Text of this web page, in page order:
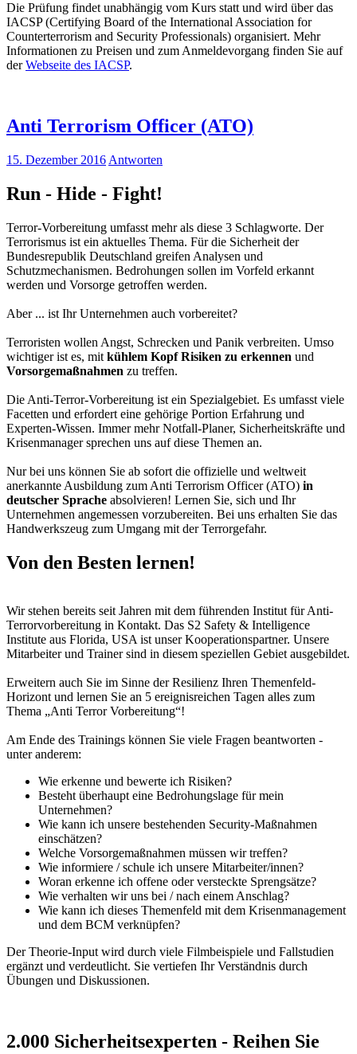
Die Prüfung findet unabhängig vom Kurs statt und wird über das
IACSP (Certifying Board of the International Association for
Counterterrorism and Security Professionals) organisiert. Mehr
Informationen zu Preisen und zum Anmeldevorgang finden Sie auf
derWebseite des IACSP.
Anti Terrorism Officer (ATO)
15. Dezember 2016 Antworten
Run - Hide - Fight!
Terror-Vorbereitung umfasst mehr als diese 3 Schlagworte. Der
Terrorismus ist ein aktuelles Thema. Für die Sicherheit der
Bundesrepublik Deutschland greifen Analysen und
Schutzmechanismen. Bedrohungen sollen im Vorfeld erkannt
werden und Vorsorge getroffen werden.
Aber ... ist Ihr Unternehmen auch vorbereitet?
Terroristen wollen Angst, Schrecken und Panik verbreiten. Umso
wichtiger ist es, mit kühlem Kopf Risiken zu erkennen und
Vorsorgemaßnahmen zu treffen.
Die Anti-Terror-Vorbereitung ist ein Spezialgebiet. Es umfasst viele
Facetten und erfordert eine gehörige Portion Erfahrung und
Experten-Wissen. Immer mehr Notfall-Planer, Sicherheitskräfte und
Krisenmanager sprechen uns auf diese Themen an.
Nur bei uns können Sie ab sofort die offizielle und weltweit
anerkannte Ausbildung zum Anti Terrorism Officer (ATO) in
deutscher Sprache absolvieren! Lernen Sie, sich und Ihr
Unternehmen angemessen vorzubereiten. Bei uns erhalten Sie das
Handwerkszeug zum Umgang mit der Terrorgefahr.
Von den Besten lernen!
Wir stehen bereits seit Jahren mit dem führenden Institut für Anti-
Terrorvorbereitung in Kontakt. Das S2 Safety & Intelligence
Institute aus Florida, USA ist unser Kooperationspartner. Unsere
Mitarbeiter und Trainer sind in diesem speziellen Gebiet ausgebildet.
Erweitern auch Sie im Sinne der Resilienz Ihren Themenfeld-
Horizont und lernen Sie an 5 ereignisreichen Tagen alles zum
Thema „Anti Terror Vorbereitung“!
Am Ende des Trainings können Sie viele Fragen beantworten -
unter anderem:
Wie erkenne und bewerte ich Risiken?
Besteht überhaupt eine Bedrohungslage für mein
Unternehmen?
Wie kann ich unsere bestehenden Security-Maßnahmen
einschätzen?
Welche Vorsorgemaßnahmen müssen wir treffen?
Wie informiere / schule ich unsere Mitarbeiter/innen?
Woran erkenne ich offene oder versteckte Sprengsätze?
Wie verhalten wir uns bei / nach einem Anschlag?
Wie kann ich dieses Themenfeld mit dem Krisenmanagement
und dem BCM verknüpfen?
Der Theorie-Input wird durch viele Filmbeispiele und Fallstudien
ergänzt und verdeutlicht. Sie vertiefen Ihr Verständnis durch
Übungen und Diskussionen.
2.000 Sicherheitsexperten - Reihen Sie